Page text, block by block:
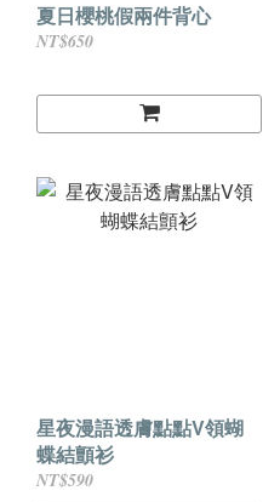
夏日櫻桃假兩件背心
NT$650
星夜漫語透膚點點V領蝴
蝶結顫衫
NT$590